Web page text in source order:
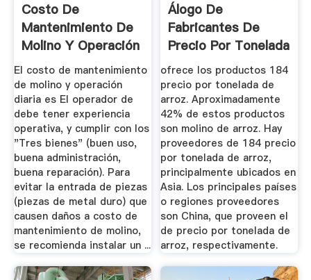
Costo De
Mantenimiento De
Molino Y Operación
Diaria
El costo de mantenimiento
de molino y operación
diaria es El operador de
debe tener experiencia
operativa, y cumplir con los
"Tres bienes" (buen uso,
buena administración,
buena reparación). Para
evitar la entrada de piezas
(piezas de metal duro) que
causen daños a costo de
mantenimiento de molino,
se recomienda instalar un ...
Álogo De
Fabricantes De
Precio Por Tonelada
De Arroz De ...
ofrece los productos 184
precio por tonelada de
arroz. Aproximadamente
42% de estos productos
son molino de arroz. Hay
proveedores de 184 precio
por tonelada de arroz,
principalmente ubicados en
Asia. Los principales países
o regiones proveedores
son China, que proveen el
de precio por tonelada de
arroz, respectivamente.